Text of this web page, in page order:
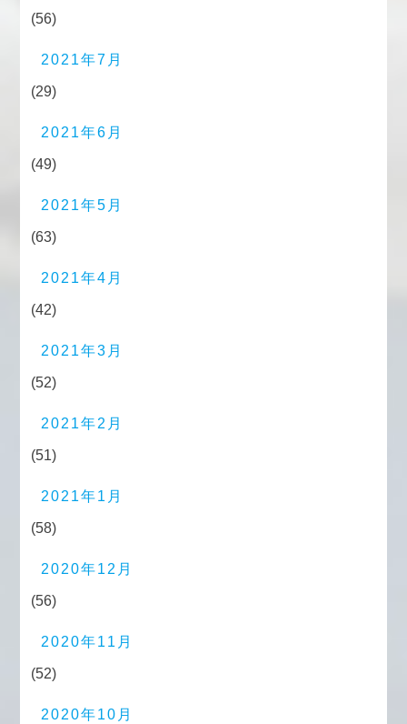
(56)
2021年7月
(29)
2021年6月
(49)
2021年5月
(63)
2021年4月
(42)
2021年3月
(52)
2021年2月
(51)
2021年1月
(58)
2020年12月
(56)
2020年11月
(52)
2020年10月